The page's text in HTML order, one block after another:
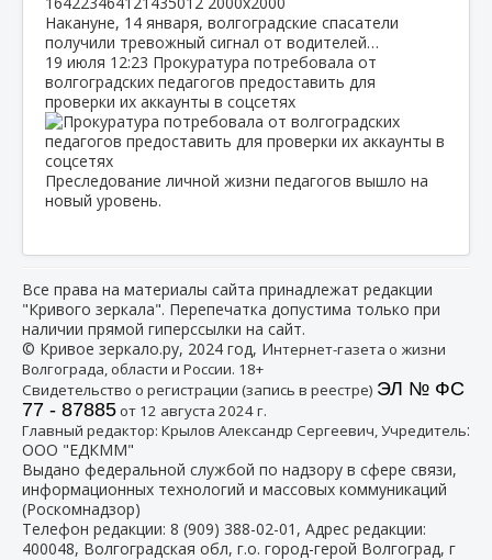
Накануне, 14 января, волгоградские спасатели
получили тревожный сигнал от водителей…
19 июля 12:23 Прокуратура потребовала от
волгоградских педагогов предоставить для
проверки их аккаунты в соцсетях
Преследование личной жизни педагогов вышло на
новый уровень.
Все права на материалы сайта принадлежат редакции
"Кривого зеркала". Перепечатка допустима только при
наличии прямой гиперссылки на сайт.
© Кривое зеркало.ру, 2024 год, Интернет-газета о жизни
Волгограда, области и России. 18+
Свидетельство о регистрации (запись в реестре) ЭЛ № ФС
77 - 87885от 12 августа 2024 г.
Главный редактор: Крылов Александр Сергеевич, Учредитель:
ООО "ЕДКММ"
Выдано федеральной службой по надзору в сфере связи,
информационных технологий и массовых коммуникаций
(Роскомнадзор)
Телефон редакции: 8 (909) 388-02-01 , Адрес редакции:
400048, Волгоградская обл, г.о. город-герой Волгоград, г